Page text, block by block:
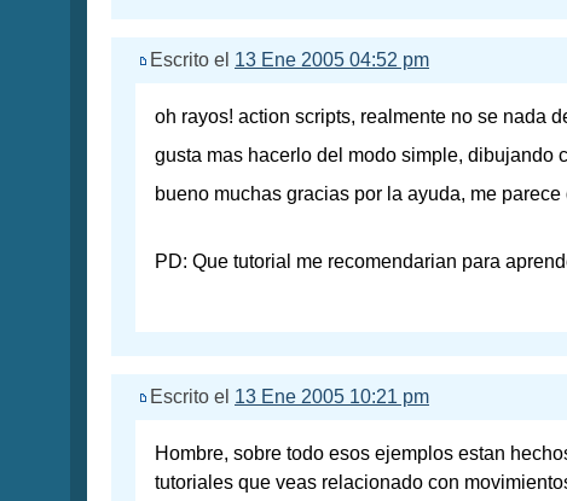
Escrito el 13 Ene 2005 04:52 pm
oh rayos! action scripts, realmente no se nada
gusta mas hacerlo del modo simple, dibujando
bueno muchas gracias por la ayuda, me
PD: Que tutorial me recomendarian para
Escrito el 13 Ene 2005 10:21 pm
Hombre, sobre todo esos ejemplos estan
tutoriales que veas relacionado con